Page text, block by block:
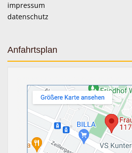
impressum
datenschutz
Anfahrtsplan